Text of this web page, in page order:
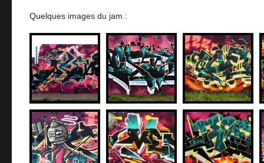
Quelques images du jam :